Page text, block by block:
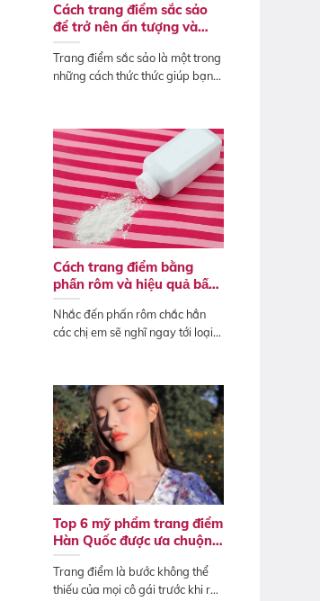
Cách trang điểm sắc sảo
để trở nên ấn tượng và
quyến rũ Tết 2025
Trang điểm sắc sảo là một trong
những cách thức thức giúp bạn
Cách trang điểm bằng
phấn rôm và hiệu quả bất
ngờ
Nhắc đến phấn rôm chắc hẳn
các chị em sẽ nghĩ ngay tới loại
Top 6 mỹ phẩm trang điểm
Hàn Quốc được ưa chuộng
nhất
Trang điểm là bước không thể
thiếu của mọi cô gái trước khi ra